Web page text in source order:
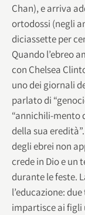
Chan), e arriva
ortodossi (negli
diciassette per
Quando l’ebreo
con Chelsea
uno dei giornali
parlato di
“annichili-mento
della sua
degli ebrei non
crede in Dio e un
durante le feste.
l’educazione:
impartisce ai figli